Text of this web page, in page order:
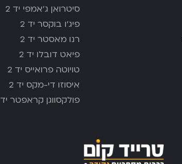
סיטרואן ג’אמפי יד 2
פיג'ו בוקסר יד 2
רנו מאסטר יד 2
פיאט דובלו יד 2
טויוטה פרואייס יד 2
איסוזו די-מקס יד 2
פולקסווגן קראפטר יד 2